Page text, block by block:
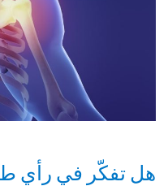
هل تفكّر في رأي